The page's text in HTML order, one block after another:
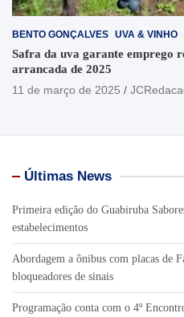
BENTO GONÇALVES UVA & VINHO
Safra da uva garante emprego
arrancada de 2025
11 de março de 2025
Últimas News
Primeira edição do Guabiruba
estabelecimentos
Abordagem a ônibus com placas de
bloqueadores de sinais
Programação conta com o 4º